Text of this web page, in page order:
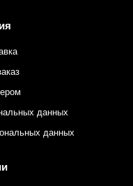
данных
данных